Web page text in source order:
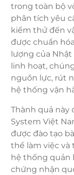
trong toàn bộ
phân tích yêu
kiểm thử đến
được chuẩn
lượng của
linh hoạt,
nguồn lực, rút
hệ thống vận
Thành quả này
System Việt
được đào tạo
thể làm việc và
hệ thống quản
chứng nhận